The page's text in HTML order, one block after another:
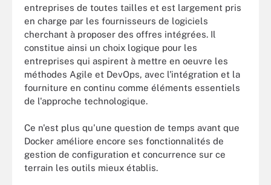
entreprises de toutes tailles et est largement pris
en charge par les fournisseurs de logiciels
cherchant à proposer des offres intégrées. Il
constitue ainsi un choix logique pour les
entreprises qui aspirent à mettre en oeuvre les
méthodes Agile et DevOps, avec l'intégration et la
fourniture en continu comme éléments essentiels
de l'approche technologique.
Ce n'est plus qu'une question de temps avant que
Docker améliore encore ses fonctionnalités de
gestion de configuration et concurrence sur ce
terrain les outils mieux établis.